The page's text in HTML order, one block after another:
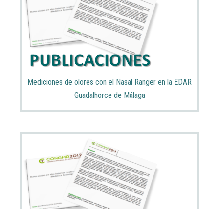
Mediciones de olores con el Nasal Ranger en la EDAR
Guadalhorce de Málaga